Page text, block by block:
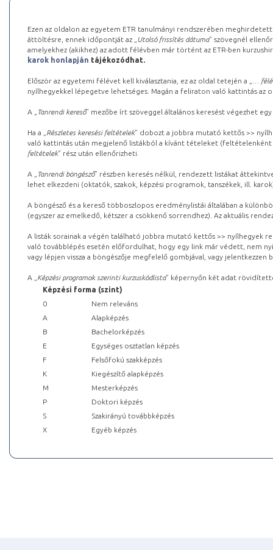
Ezen az oldalon az egyetem ETR tanulmányi rendszerében
áttöltésre, ennek időpontját az „ Utolsó frissítés dátuma” szövegnél
amelyekhez (akikhez) az adott félévben már történt az ETR-ben
karok honlapján tájékozódhat.
Először az egyetemi félévet kell kiválasztania, ez az oldal tetején a „
…
nyílhegyekkel lépegetve lehetséges. Magán a feliraton való kattintás az
A „ Tanrendi kereső” mezőbe írt szöveggel általános keresést végezhet
Ha a „ Részletes keresési feltételek” dobozt a jobbra mutató kettős >>
való kattintás után megjelenő listákból a kívánt tételeket (feltételenként
feltételek” rész után ellenőrizheti.
A „ Tanrendi böngésző” részben keresés nélkül, rendezett listákat
lehet elkezdeni (oktatók, szakok, képzési programok, tanszékek, ill.
A böngésző és a kereső többoszlopos eredménylistái általában a
(egyszer az emelkedő, kétszer a csökkenő sorrendhez). Az aktuális
A listák sorainak a végén található jobbra mutató kettős >> nyílhegyek
való továbblépés esetén előfordulhat, hogy egy link már védett, nem
vagy lépjen vissza a böngészője megfelelő gombjával, vagy
A „ Képzési programok szerinti kurzuskódlista” képernyőn két adat
Képzési forma (szint)
0
Nem releváns
A
Alapképzés
B
Bachelorképzés
E
Egységes osztatlan képzés
F
Felsőfokú szakképzés
K
Kiegészítő alapképzés
M
Mesterképzés
P
Doktori képzés
S
Szakirányú továbbképzés
X
Egyéb képzés